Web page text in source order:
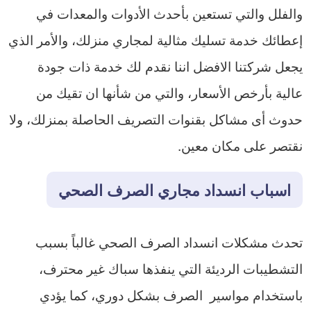
والفلل والتي تستعين بأحدث الأدوات والمعدات في
إعطائك خدمة تسليك مثالية لمجاري منزلك، والأمر الذي
يجعل شركتنا الافضل اننا نقدم لك خدمة ذات جودة
عالية بأرخص الأسعار، والتي من شأنها ان تقيك من
حدوث أى مشاكل بقنوات التصريف الحاصلة بمنزلك، ولا
نقتصر على مكان معين.
اسباب انسداد مجاري الصرف الصحي
تحدث مشكلات انسداد الصرف الصحي غالباً بسبب
التشطيبات الرديئة التي ينفذها سباك غير محترف،
باستخدام مواسير الصرف بشكل دوري، كما يؤدي